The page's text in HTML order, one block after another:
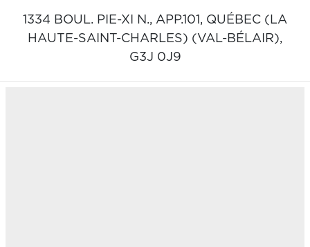
1334 BOUL. PIE-XI N., APP.101, QUÉBEC (LA
HAUTE-SAINT-CHARLES) (VAL-BÉLAIR),
G3J 0J9